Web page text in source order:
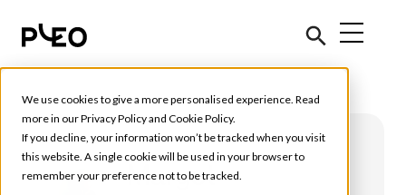
We use cookies to give a more personalised experience. Read
more in ourPrivacy Policyand Cookie Policy.
If you decline, your information won’t be tracked when you visit
this website. A single cookie will be used in your browser to
remember your preference not to be tracked.
Margot